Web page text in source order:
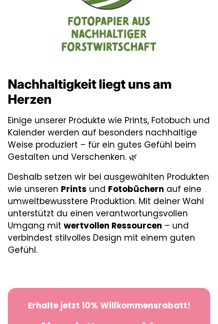
Nachhaltigkeit liegt uns am
Herzen
Einige unserer Produkte wie Prints, Fotobuch und
Kalender werden auf besonders nachhaltige
Weise produziert – für ein gutes Gefühl beim
Gestalten und Verschenken. 🌿
Deshalb setzen wir bei ausgewählten Produkten
wie unseren Prints und Fotobüchern auf eine
umweltbewusstere Produktion. Mit deiner Wahl
unterstützt du einen verantwortungsvollen
Umgang mit wertvollen Ressourcen – und
verbindest stilvolles Design mit einem guten
Gefühl.
Erhalte jetzt 10% Willkommensrabatt!